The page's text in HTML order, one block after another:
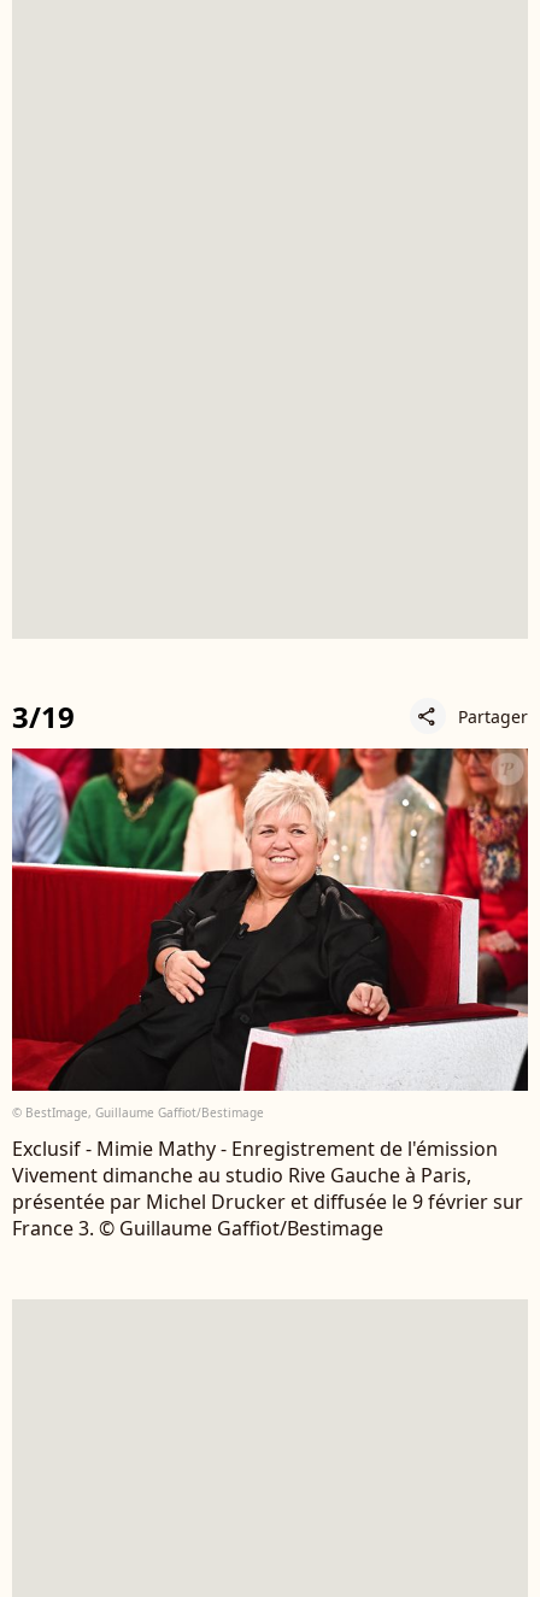
3/19 share Partager
© BestImage, Guillaume Gaffiot/Bestimage
Exclusif - Mimie Mathy - Enregistrement de l'émission
Vivement dimanche au studio Rive Gauche à Paris,
présentée par Michel Drucker et diffusée le 9 février sur
France 3. © Guillaume Gaffiot/Bestimage